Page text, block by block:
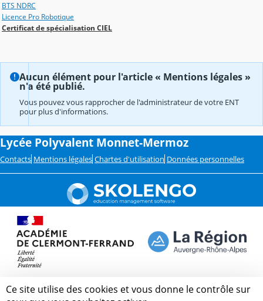
BTS NDRC
Licence Pro Robotique
Certificat de spécialisation CIEL
Aucun élément pour l'article « Mentions légales »
n'a été publié.
Vous pouvez vous rapprocher de l'administrateur de votre ENT
pour plus d'informations.
Lycée Polyvalent Monnet-Mermoz
Contacts Mentions légales Chartes d'utilisation Données personnelles
Ce site utilise des cookies et vous donne le contrôle sur